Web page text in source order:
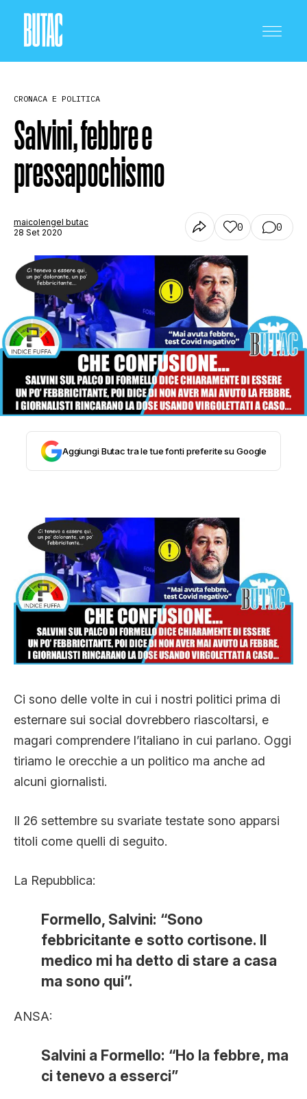
CRONACA E POLITICA
SCIENZA E TECNOLOGIA
SALUTE E MEDICINA
STORIA E CITAZIONI
INTRATTENIMENTO
COMPLOTTI, LEGGENDE URBANE ED
EVERGREEN
EDITORIALI
TRUFFE E SOCIAL NETWORK
CLIMA ED ENERGIA
CHI SIAMO
CRONACA E POLITICA
Salvini, febbre e
pressapochismo
maicolengel butac
28 Set 2020
0 0
Aggiungi Butac tra le tue fonti preferite su Google
Ci sono delle volte in cui i nostri politici prima di
esternare sui social dovrebbero riascoltarsi, e
magari comprendere l’italiano in cui parlano. Oggi
tiriamo le orecchie a un politico ma anche ad
alcuni giornalisti.
Il 26 settembre su svariate testate sono apparsi
titoli come quelli di seguito.
La Repubblica:
Formello, Salvini: “Sono
febbricitante e sotto cortisone. Il
medico mi ha detto di stare a casa
ma sono qui”.
ANSA:
Salvini a Formello: “Ho la febbre, ma
ci tenevo a esserci”